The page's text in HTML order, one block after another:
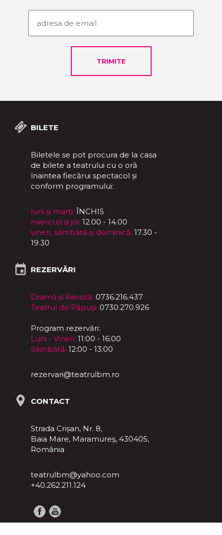
BILETE
Biletele se pot procura de la casa
de bilete a teatrului cu o oră
înaintea fiecărui spectacol și
conform programului:
luni și marți: ÎNCHIS
miercuri și joi: 12.00 - 14.00
vineri, sâmbătă și duminică: 17.30 -
19.30
REZERVĂRI
Dramă și Revistă: 0736.216.437
Teatrul de Păpuși: 0730.270.926
Program rezervări:
Luni - Vineri: 11:00 - 16:00
Sâmbătă: 12:00 - 13:00
rezervari@teatrulbm.ro
CONTACT
Strada Crișan, Nr. 8,
Baia Mare, Maramureş, 430405,
România
teatrulbm@yahoo.com
+40.262.211.124